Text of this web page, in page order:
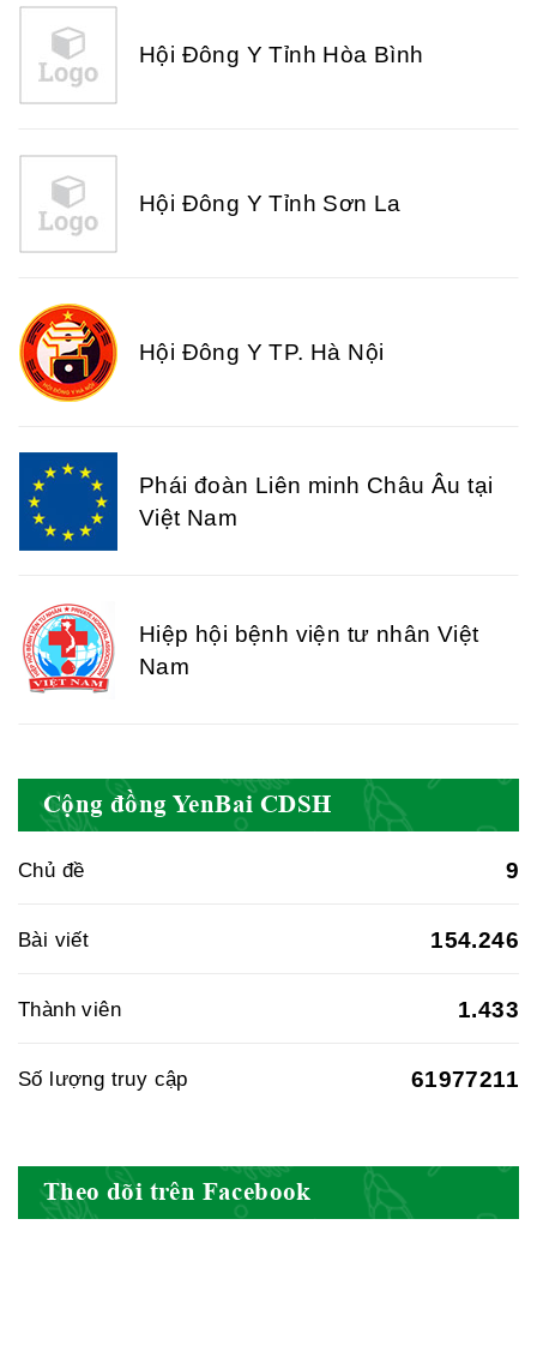
Hội Đông Y Tỉnh Hòa Bình
Hội Đông Y Tỉnh Sơn La
Hội Đông Y TP. Hà Nội
Phái đoàn Liên minh Châu Âu tại
Việt Nam
Hiệp hội bệnh viện tư nhân Việt
Nam
Cục quản lý y dược cổ truyền -
BYT
Hiệp hội doanh nghiệp dược Việt
Hội Đông Y Việt Nam
Cộng đồng YenBai CDSH
Chủ đề 9
Bài viết 154.246
Thành viên 1.433
Số lượng truy cập 61977211
Theo dõi trên Facebook